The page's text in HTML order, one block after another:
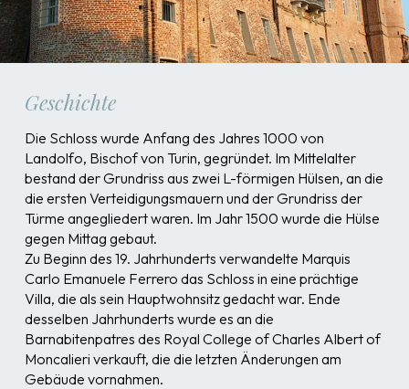
Geschichte
Die Schloss wurde Anfang des Jahres 1000 von
Landolfo, Bischof von Turin, gegründet. Im Mittelalter
bestand der Grundriss aus zwei L-förmigen Hülsen, an die
die ersten Verteidigungsmauern und der Grundriss der
Türme angegliedert waren. Im Jahr 1500 wurde die Hülse
gegen Mittag gebaut.
Zu Beginn des 19. Jahrhunderts verwandelte Marquis
Carlo Emanuele Ferrero das Schloss in eine prächtige
Villa, die als sein Hauptwohnsitz gedacht war. Ende
desselben Jahrhunderts wurde es an die
Barnabitenpatres des Royal College of Charles Albert of
Moncalieri verkauft, die die letzten Änderungen am
Gebäude vornahmen.